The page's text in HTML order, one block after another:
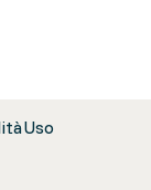
Uso